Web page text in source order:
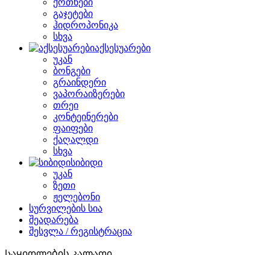
გაჯეტები
ჰიდროპონიკა
სხვა
აქსესუარები
უკან
ბონგები
გრაინდერი
ვაპორაიზერები
თრეი
კონტეინერები
ფაიფები
ქაღალდი
სხვა
სიბიდი
უკან
ზეთი
ჟელებონი
სურვილების სია
შეადარება
შესვლა / რეგისტრაცია